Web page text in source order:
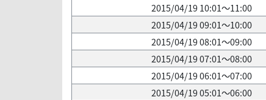
2015/04/19 10:01～11:00
2015/04/19 09:01～10:00
2015/04/19 08:01～09:00
2015/04/19 07:01～08:00
2015/04/19 06:01～07:00
2015/04/19 05:01～06:00